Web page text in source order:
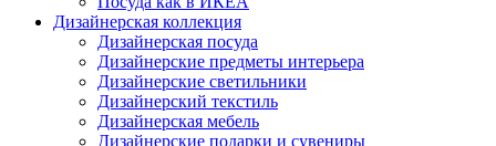
Дизайнерская коллекция
Дизайнерская посуда
Дизайнерские предметы интерьера
Дизайнерские светильники
Дизайнерский текстиль
Дизайнерская мебель
Дизайнерские подарки и сувениры